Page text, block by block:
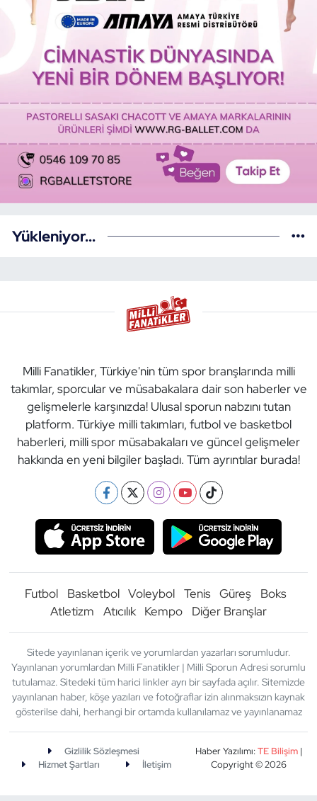
Yükleniyor...
Milli Fanatikler, Türkiye'nin tüm spor branşlarında milli
takımlar, sporcular ve müsabakalara dair son haberler ve
gelişmelerle karşınızda! Ulusal sporun nabzını tutan
platform. Türkiye milli takımları, futbol ve basketbol
haberleri, milli spor müsabakaları ve güncel gelişmeler
hakkında en yeni bilgiler başladı. Tüm ayrıntılar burada!
Futbol Basketbol Voleybol Tenis Güreş
Boks
Atletizm
Atıcılık Kempo Diğer Branşlar
Sitede yayınlanan içerik ve yorumlardan yazarları sorumludur.
Yayınlanan yorumlardan Milli Fanatikler | Milli Sporun Adresi sorumlu
tutulamaz. Sitedeki tüm harici linkler ayrı bir sayfada açılır. Sitemizde
yayınlanan haber, köşe yazıları ve fotoğraflar izin alınmaksızın kaynak
gösterilse dahi, herhangi bir ortamda kullanılamaz ve yayınlanamaz
Gizlilik Sözleşmesi
Hizmet Şartları
İletişim
Haber Yazılımı:TE Bilişim|
Copyright © 2026